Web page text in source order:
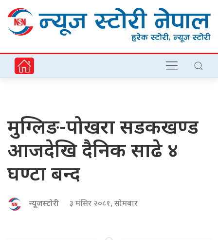
मुग्लिङ-पोखरा सडकखण्ड
आजदेखि दैनिक साढे ४
घण्टा बन्द
न्यूजस्टोरी ३ मंसिर २०८१, सोमबार